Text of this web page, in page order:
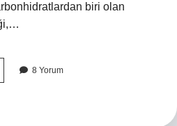
biri olan
8 Yorum